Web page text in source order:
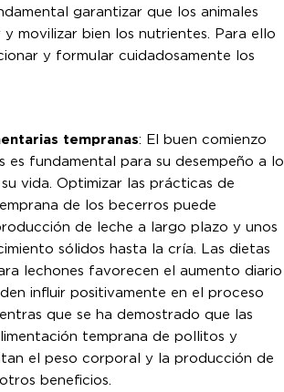
garantizar que los animales
movilizar bien los nutrientes. Para ello
y formular cuidadosamente los
tempranas: El buen comienzo
es fundamental para su desempeño a lo
vida. Optimizar las prácticas de
de los becerros puede
de leche a largo plazo y unos
sólidos hasta la cría. Las dietas
lechones favorecen el aumento diario
influir positivamente en el proceso
que se ha demostrado que las
temprana de pollitos y
el peso corporal y la producción de
beneficios.